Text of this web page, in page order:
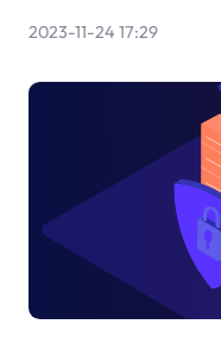
2023-11-24 17:29